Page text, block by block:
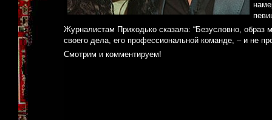
Журналистам Приходько сказала: “Безусловно, образ
своего дела, его профессиональной команде, – и не
Смотрим и комментируем!